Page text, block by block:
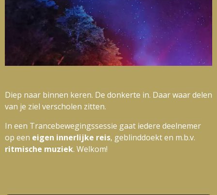
Diep naar binnen keren. De donkerte in. Daar waar delen
van je ziel verscholen zitten.
In een Trancebewegingssessie gaat iedere deelnemer
op een eigen innerlijke reis, geblinddoekt en m.b.v.
ritmische muziek. Welkom!